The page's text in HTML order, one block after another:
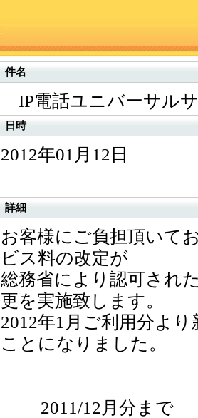
件名
IP電話ユニバーサル
日時
2012年01月12日
詳細
お客様にご負担頂いて
ビス料の改定が
総務省により認可され
更を実施致します。
2012年1月ご利用分よ
ことになりました。
2011/12月分まで